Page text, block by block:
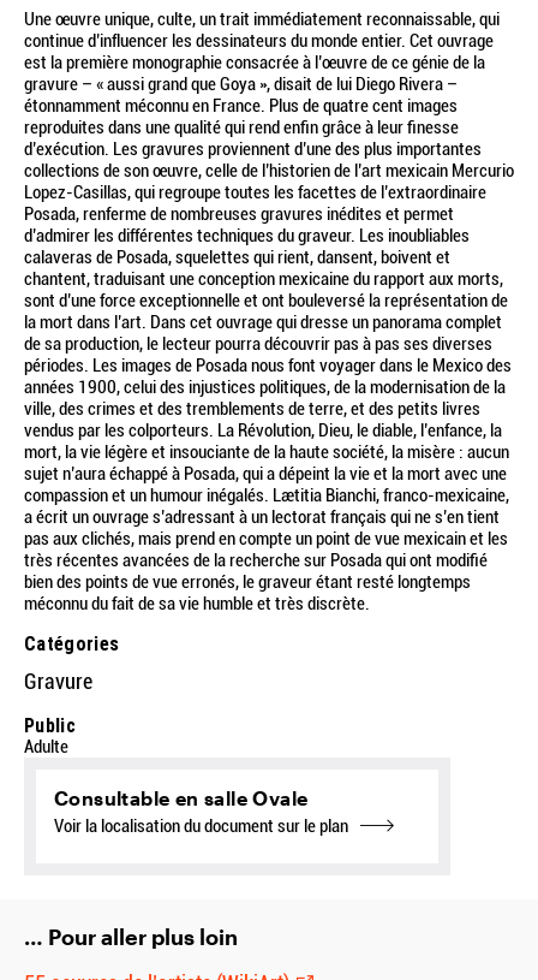
Une œuvre unique, culte, un trait immédiatement reconnaissable, qui
continue d’influencer les dessinateurs du monde entier. Cet ouvrage
est la première monographie consacrée à l’œuvre de ce génie de la
gravure – « aussi grand que Goya », disait de lui Diego Rivera –
étonnamment méconnu en France. Plus de quatre cent images
reproduites dans une qualité qui rend enfin grâce à leur finesse
d’exécution. Les gravures proviennent d’une des plus importantes
collections de son œuvre, celle de l’historien de l’art mexicain Mercurio
Lopez-Casillas, qui regroupe toutes les facettes de l’extraordinaire
Posada, renferme de nombreuses gravures inédites et permet
d’admirer les différentes techniques du graveur. Les inoubliables
calaveras de Posada, squelettes qui rient, dansent, boivent et
chantent, traduisant une conception mexicaine du rapport aux morts,
sont d’une force exceptionnelle et ont bouleversé la représentation de
la mort dans l’art. Dans cet ouvrage qui dresse un panorama complet
de sa production, le lecteur pourra découvrir pas à pas ses diverses
périodes. Les images de Posada nous font voyager dans le Mexico des
années 1900, celui des injustices politiques, de la modernisation de la
ville, des crimes et des tremblements de terre, et des petits livres
vendus par les colporteurs. La Révolution, Dieu, le diable, l’enfance, la
mort, la vie légère et insouciante de la haute société, la misère : aucun
sujet n’aura échappé à Posada, qui a dépeint la vie et la mort avec une
compassion et un humour inégalés. Lætitia Bianchi, franco-mexicaine,
a écrit un ouvrage s’adressant à un lectorat français qui ne s’en tient
pas aux clichés, mais prend en compte un point de vue mexicain et les
très récentes avancées de la recherche sur Posada qui ont modifié
bien des points de vue erronés, le graveur étant resté longtemps
méconnu du fait de sa vie humble et très discrète.
Catégories
Gravure
Public
Adulte
Consultable en salle Ovale
Voir la localisation du document sur le plan
… Pour aller plus loin